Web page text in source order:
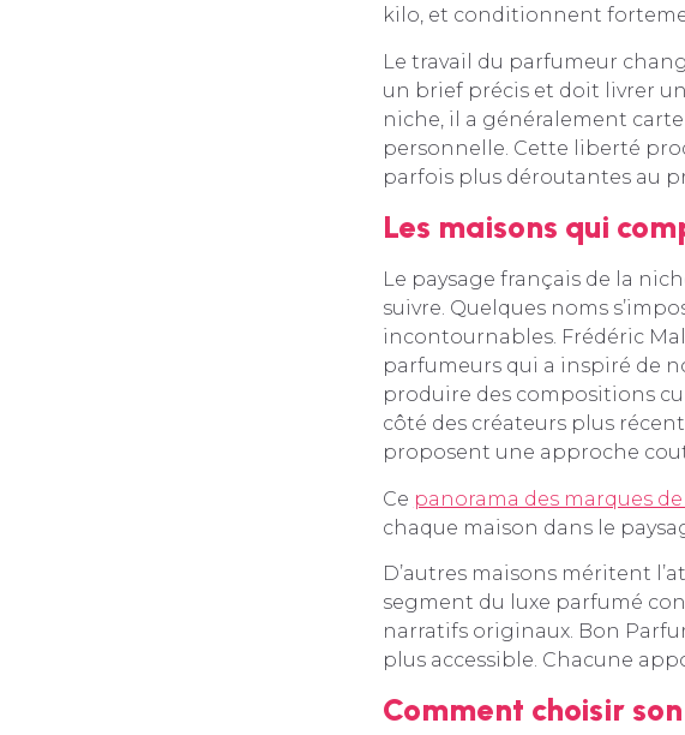
kilo, et conditionnent
Le travail du parfumeur
un brief précis et doit livrer
niche, il a généralement
personnelle. Cette liberté
parfois plus déroutantes au
Les maisons qui
Le paysage français de la
suivre. Quelques noms
incontournables. Frédéric
parfumeurs qui a inspiré de
produire des compositions
côté des créateurs plus
proposent une approche
Ce panorama des marques
chaque maison dans le
D’autres maisons méritent
segment du luxe parfumé
narratifs originaux. Bon
plus accessible. Chacune
Comment choisir